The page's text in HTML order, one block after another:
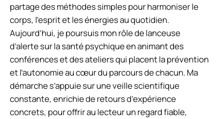
partage des méthodes simples pour harmoniser le
corps, l’esprit et les énergies au quotidien.
Aujourd’hui, je poursuis mon rôle de lanceuse
d’alerte sur la santé psychique en animant des
conférences et des ateliers qui placent la prévention
et l’autonomie au cœur du parcours de chacun. Ma
démarche s’appuie sur une veille scientifique
constante, enrichie de retours d’expérience
concrets, pour offrir au lecteur un regard fiable,